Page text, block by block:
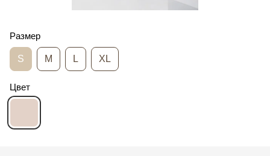
Размер
S M L XL
Цвет